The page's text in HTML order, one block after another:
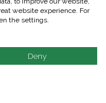
toimitustapaa.
website experience. For
the settings.
Deny